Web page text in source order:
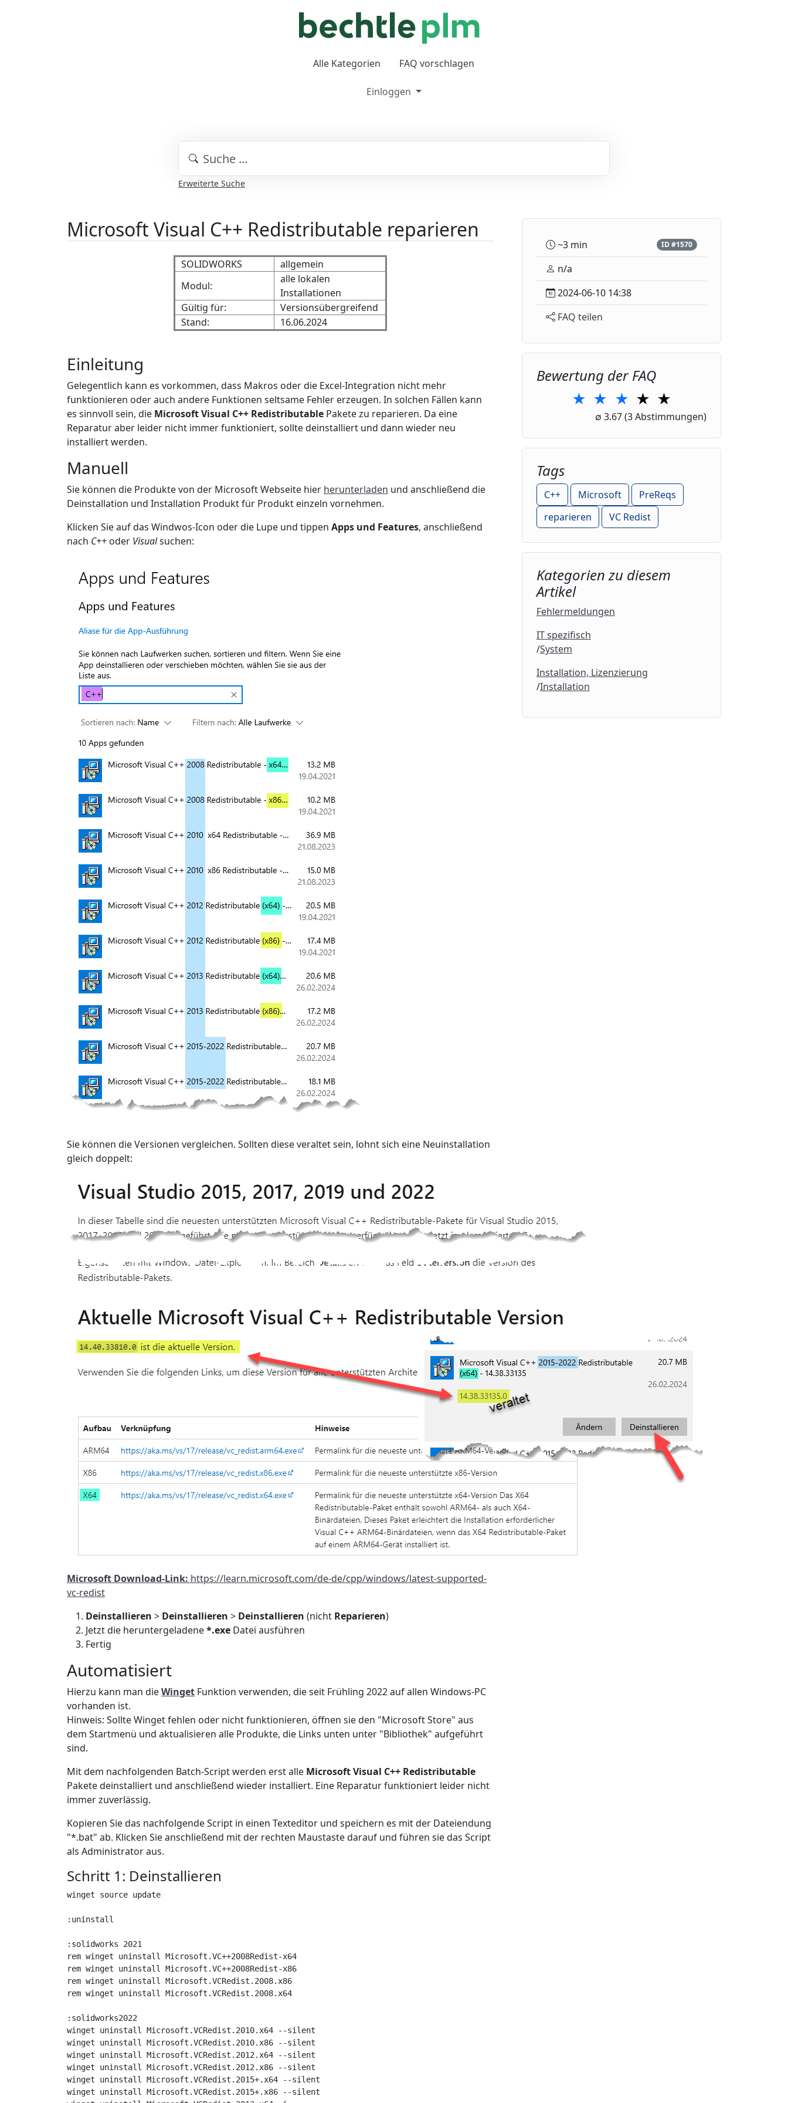
Alle Kategorien FAQ vorschlagen
Einloggen
Erweiterte Suche
Microsoft Visual C++ Redistributable reparieren
SOLIDWORKS
allgemein
Modul:
alle lokalen
Installationen
Gültig für:
Versionsübergreifend
Stand:
16.06.2024
Einleitung
Gelegentlich kann es vorkommen, dass Makros oder die Excel-Integration nicht mehr
funktionieren oder auch andere Funktionen seltsame Fehler erzeugen. In solchen Fällen kann
es sinnvoll sein, die Microsoft Visual C++ Redistributable Pakete zu reparieren. Da eine
Reparatur aber leider nicht immer funktioniert, sollte deinstalliert und dann wieder neu
installiert werden.
Manuell
Sie können die Produkte von der Microsoft Webseite hier herunterladen und anschließend die
Deinstallation und Installation Produkt für Produkt einzeln vornehmen.
Klicken Sie auf das Windwos-Icon oder die Lupe und tippen Apps und Features, anschließend
nach C++ oder Visualsuchen:
Sie können die Versionen vergleichen. Sollten diese veraltet sein, lohnt sich eine Neuinstallation
gleich doppelt:
Microsoft Download-Link: https://learn.microsoft.com/de-de/cpp/windows/latest-supported-
vc-redist
Deinstallieren > Deinstallieren > Deinstallieren (nicht Reparieren)
Jetzt die heruntergeladene*.exe Datei ausführen
Fertig
Automatisiert
Hierzu kann man dieWinget Funktion verwenden, die seit Frühling 2022 auf allen Windows-PC
vorhanden ist.
Hinweis: Sollte Winget fehlen oder nicht funktionieren, öffnen sie den "Microsoft Store" aus
dem Startmenü und aktualisieren alle Produkte, die Links unten unter "Bibliothek" aufgeführt
sind.
Mit dem nachfolgenden Batch-Script werden erst alle Microsoft Visual C++ Redistributable
Pakete deinstalliert und anschließend wieder installiert. Eine Reparatur funktioniert leider nicht
immer zuverlässig.
Kopieren Sie das nachfolgende Script in einen Texteditor und speichern es mit der Dateiendung
"*.bat" ab. Klicken Sie anschließend mit der rechten Maustaste darauf und führen sie das Script
als Administrator aus.
Schritt 1: Deinstallieren
winget source update
:uninstall
:solidworks 2021
rem winget uninstall Microsoft.VC++2008Redist-x64
rem winget uninstall Microsoft.VC++2008Redist-x86
rem winget uninstall Microsoft.VCRedist.2008.x86
rem winget uninstall Microsoft.VCRedist.2008.x64
:solidworks2022
winget uninstall Microsoft.VCRedist.2010.x64 --silent
winget uninstall Microsoft.VCRedist.2010.x86 --silent
winget uninstall Microsoft.VCRedist.2012.x64 --silent
winget uninstall Microsoft.VCRedist.2012.x86 --silent
winget uninstall Microsoft.VCRedist.2015+.x64 --silent
winget uninstall Microsoft.VCRedist.2015+.x86 --silent
~3 min ID #1570
n/a
2024-06-10 14:38
FAQ teilen
Bewertung der FAQ
★
1 Star
★
2 Stars
★
3 Stars
★
4 Stars
★
5 Stars
∅ 3.67(3 Abstimmungen)
Tags
C++ Microsoft
PreReqs
reparieren
VC Redist
Kategorien zu diesem
Artikel
Fehlermeldungen
IT spezifisch
System
Installation, Lizenzierung
Installation